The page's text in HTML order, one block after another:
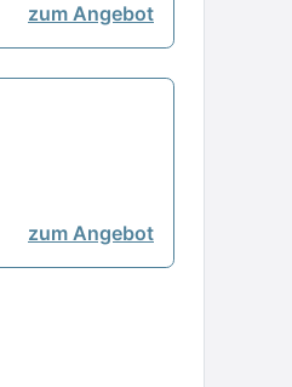
zum Angebot
zum Angebot